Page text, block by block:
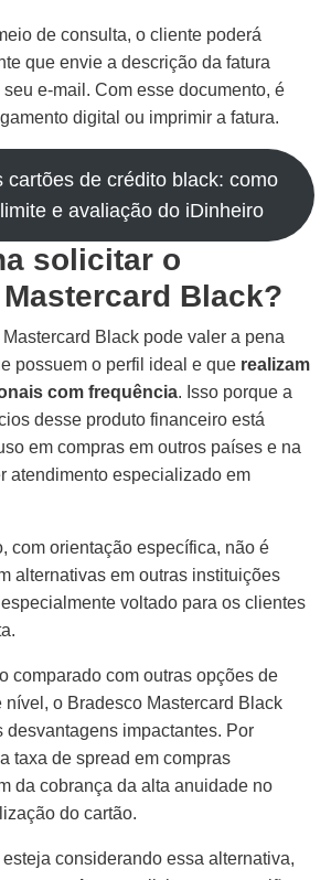
de consulta, o cliente poderá
que envie a descrição da fatura
e-mail. Com esse documento, é
digital ou imprimir a fatura.
cartões de crédito black: como
e avaliação do iDinheiro
solicitar o
Black?
Black pode valer a pena
possuem o perfil ideal e que realizam
com frequência. Isso porque a
desse produto financeiro está
em compras em outros países e na
atendimento especializado em
com orientação específica, não é
alternativas em outras instituições
voltado para os clientes
comparado com outras opções de
nível, o Bradesco Mastercard Black
desvantagens impactantes. Por
taxa de spread em compras
da cobrança da alta anuidade no
do cartão.
considerando essa alternativa,